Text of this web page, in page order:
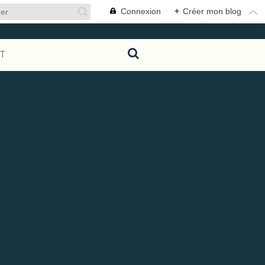
Connexion + Créer mon blog